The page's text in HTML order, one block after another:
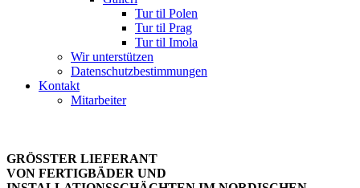
Tur til Polen
Tur til Prag
Tur til Imola
Wir unterstützen
Datenschutzbestimmungen
Kontakt
Mitarbeiter
GRÖSSTER LIEFERANT
VON FERTIGBÄDER UND